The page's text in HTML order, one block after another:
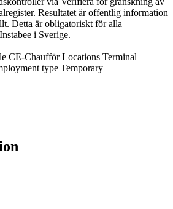
Resultatet är offentlig information
Detta är obligatoriskt för alla
i Sverige.
CE-Chaufför Locations Terminal
type Temporary